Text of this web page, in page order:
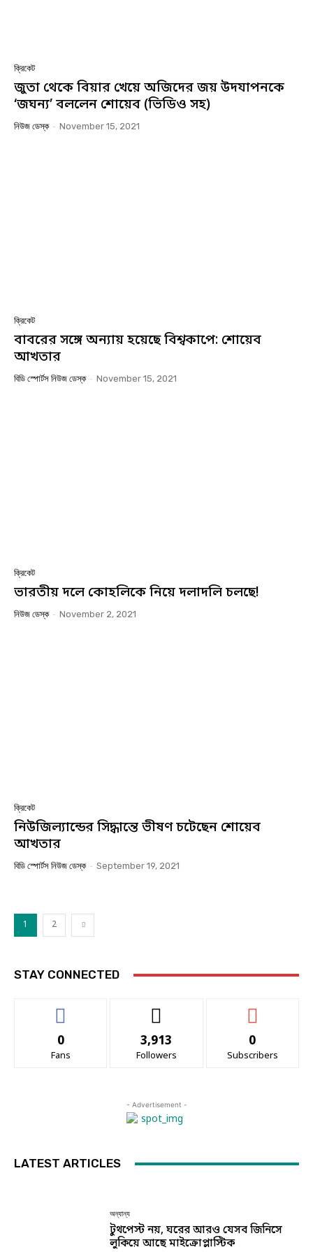
ক্রিকেট
জুতা থেকে বিয়ার খেয়ে অজিদের জয় উদযাপনকে
‘জঘন্য’ বললেন শোয়েব (ভিডিও সহ)
নিউজ ডেস্ক - November 15, 2021
ক্রিকেট
বাবরের সঙ্গে অন্যায় হয়েছে বিশ্বকাপে: শোয়েব
আখতার
বিডি স্পোর্টস নিউজ ডেস্ক - November 15, 2021
ক্রিকেট
ভারতীয় দলে কোহলিকে নিয়ে দলাদলি চলছে!
নিউজ ডেস্ক - November 2, 2021
ক্রিকেট
নিউজিল্যান্ডের সিদ্ধান্তে ভীষণ চটেছেন শোয়েব
আখতার
বিডি স্পোর্টস নিউজ ডেস্ক - September 19, 2021
1 2
STAY CONNECTED
0
Fans
3,913
Followers
0
Subscribers
- Advertisement -
LATEST ARTICLES
অন্যান্য
টুথপেস্ট নয়, ঘরের আরও যেসব জিনিসে
লুকিয়ে আছে মাইক্রোপ্লাস্টিক